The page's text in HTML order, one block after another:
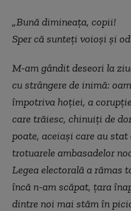
„Bună dimineața, copii!
Sper că sunteți voioși și
M-am gândit deseori la
cu strângere de inimă:
împotriva hoției, a
care trăiesc, chinuiți de
poate, aceiași care au
trotuarele ambasadelor
Legea electorală a rămas
încă n-am scăpat, țara
dintre noi mai stăm în